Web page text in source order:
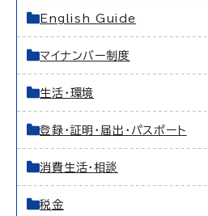
English Guide
マイナンバー制度
生活・環境
登録・証明・届出・パスポート
消費生活・相談
税金